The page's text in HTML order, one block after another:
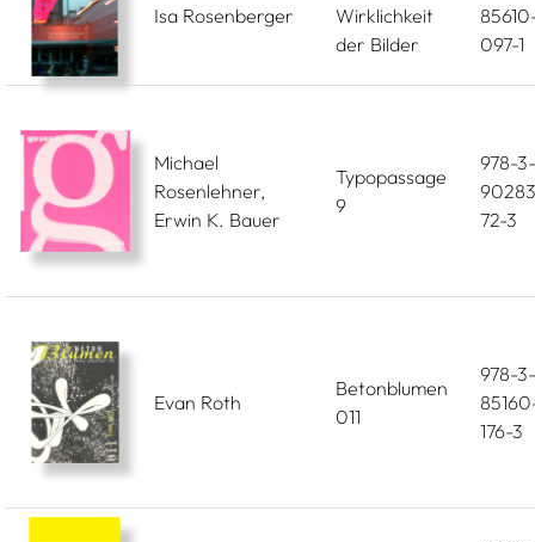
Isa Rosenberger
Wirklichkeit
der Bilder
097-1
Michael
Rosenlehner,
Erwin K. Bauer
Typopassage
9
978-3-
72-3
Evan Roth
Betonblumen
011
978-3-
176-3